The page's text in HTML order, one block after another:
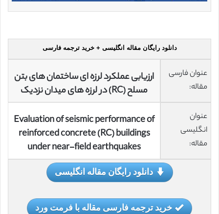
دانلود رایگان مقاله انگلیسی + خرید ترجمه فارسی
عنوان فارسی
مقاله:
ارزیابی عملکرد لرزه ای ساختمان های بتن
مسلح (RC) در لرزه های میدان نزدیک
عنوان
انگلیسی
مقاله:
Evaluation of seismic performance of
reinforced concrete (RC) buildings
under near-field earthquakes
دانلود رایگان مقاله انگلیسی
خرید ترجمه فارسی مقاله با فرمت ورد